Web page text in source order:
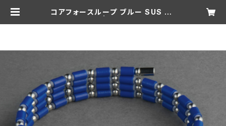
コアフォースループ ブルー SUS CF